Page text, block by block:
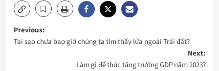
Post
navigation
Previous:
Tại sao chưa bao giờ chúng ta tìm thấy lửa ngoài Trái đất?
Next:
Làm gì để thúc tăng trưởng GDP năm 2023?